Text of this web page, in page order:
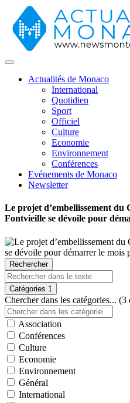
Actualités de Monaco
International
Quotidien
Sport
Officiel
Culture
Economie
Environnement
Conférences
Evénements de Monaco
Newsletter
Le projet d’embellissement du
Fontvieille se dévoile pour
Rechercher
Catégories 1
Chercher dans les catégories... (3
Association
Conférences
Culture
Economie
Environnement
Général
International